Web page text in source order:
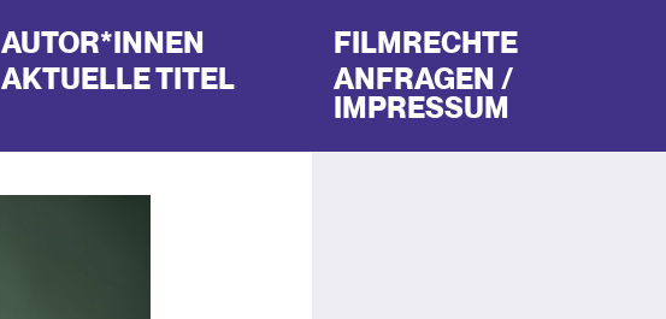
AUTOR*INNEN
AKTUELLE TITEL
FILMRECHTE
ANFRAGEN /
IMPRESSUM